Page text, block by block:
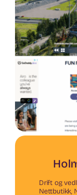
Drift og
Nettbutikk,